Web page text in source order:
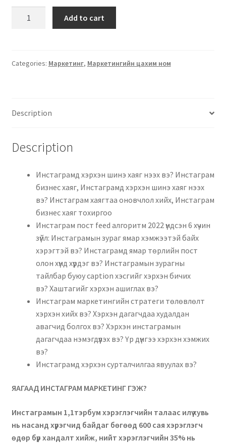
Add to cart
Categories: Маркетинг, Маркетингийн цахим ном
Description
Description
Инстаграмд хэрхэн шинэ хаяг нээх вэ? Инстаграм
бизнес хаяг, Инстаграмд хэрхэн шинэ хаяг нээх
вэ? Инстаграм хаягтаа оновчлол хийх, Инстаграм
бизнес хаяг тохиргоо
Инстаграм пост feed алгоритм 2022 үндсэн 6 хүчин
зүйл: Инстаграмын зураг ямар хэмжээтэй байх
хэрэгтэй вэ? Инстаграмд ямар төрлийн пост
олон хүнд хүрдэг вэ? Инстаграмын зурагны
тайлбар буюу caption хэсгийг хэрхэн бичих
вэ? Хаштагийг хэрхэн ашиглах вэ?
Инстаграм маркетингийн стратеги төлөвлөлт
хэрхэн хийх вэ? Хэрхэн дагагчдаа худалдан
авагчид болгох вэ? Хэрхэн инстаграмын
дагагчдаа нэмэгдүүлэх вэ? Үр дүнгээ хэрхэн хэмжих
вэ?
Инстаграмд хэрхэн сурталчилгаа явуулах вэ?
ЯАГААД ИНСТАГРАМ МАРКЕТИНГ ГЭЖ?
Инстаграмын 1,1тэрбум хэрэглэгчийн талаас илүү хувь
нь насанд хүрэгчид байдаг бөгөөд 600 сая хэрэглэгч
өдөр бүр хандалт хийж, нийт хэрэглэгчийн 35% нь